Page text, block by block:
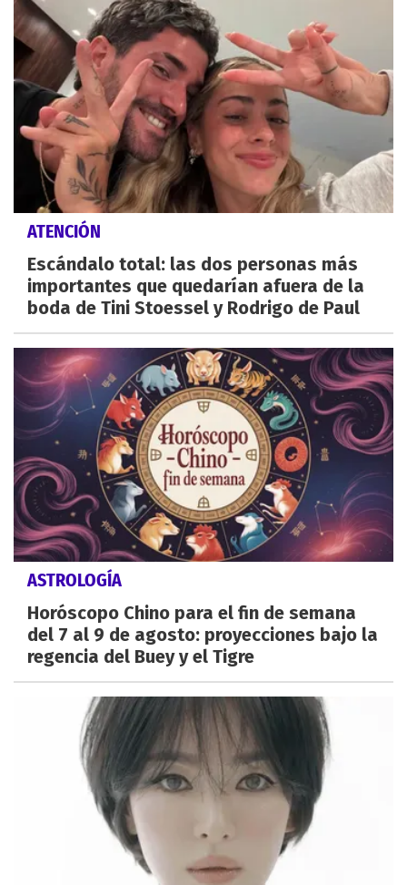
ATENCIÓN
Escándalo total: las dos personas más
importantes que quedarían afuera de la
boda de Tini Stoessel y Rodrigo de Paul
ASTROLOGÍA
Horóscopo Chino para el fin de semana
del 7 al 9 de agosto: proyecciones bajo la
regencia del Buey y el Tigre